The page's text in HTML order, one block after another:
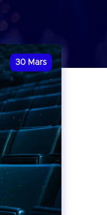
30 Mars